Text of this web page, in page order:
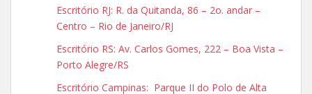
Escritório RJ: R. da Quitanda, 86 – 2o. andar –
Centro – Rio de Janeiro/RJ
Escritório RS: Av. Carlos Gomes, 222 – Boa Vista –
Porto Alegre/RS
Escritório Campinas: Parque II do Polo de Alta